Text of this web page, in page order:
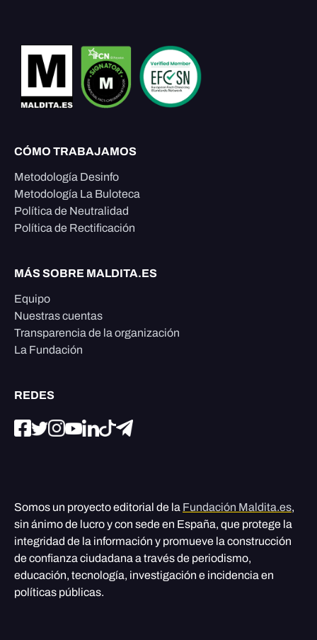
CÓMO TRABAJAMOS
Metodología Desinfo
Metodología La Buloteca
Política de Neutralidad
Política de Rectificación
MÁS SOBRE MALDITA.ES
Equipo
Nuestras cuentas
Transparencia de la organización
La Fundación
REDES
Somos un proyecto editorial de la Fundación Maldita.es,
sin ánimo de lucro y con sede en España, que protege la
integridad de la información y promueve la construcción
de confianza ciudadana a través de periodismo,
educación, tecnología, investigación e incidencia en
políticas públicas.